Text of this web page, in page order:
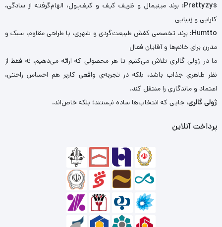
Prettyzys: برند مینیمال و ظریف کیف و کیف‌پول، الهام‌گرفته از سادگی،
کارایی و زیبایی
Humtto: برند تخصصی کفش طبیعت‌گردی و شهری، با طراحی مقاوم، سبک و
مدرن برای خانم‌ها و آقایان فعال
ما در ژولی گالری تلاش می‌کنیم تا هر محصولی که ارائه می‌دهیم، نه فقط از
نظر ظاهری جذاب باشد، بلکه در تجربه‌ی واقعی کاربر هم احساس راحتی،
اعتماد و ماندگاری را منتقل کند.
ژولی گالری، جایی که انتخاب‌ها ساده نیستند؛ بلکه خاص‌اند.
پرداخت آنلاین